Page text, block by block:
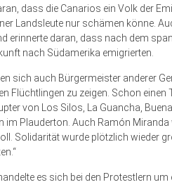
dass die Canarios ein Volk der
Landsleute nur schämen könne.
erinnerte daran, dass nach dem
nach Südamerika emigrierten.
sich auch Bürgermeister anderer
Flüchtlingen zu zeigen. Schon
von Los Silos, La Guancha,
im Plauderton. Auch Ramón
Solidarität wurde plötzlich wieder
es sich bei den Protestlern